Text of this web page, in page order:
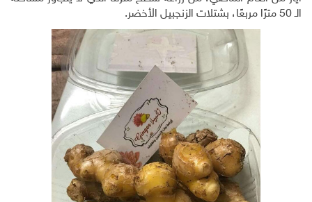
الـ 50 مترًا مربعًا، بشتلات الزنجبيل الأخضر.